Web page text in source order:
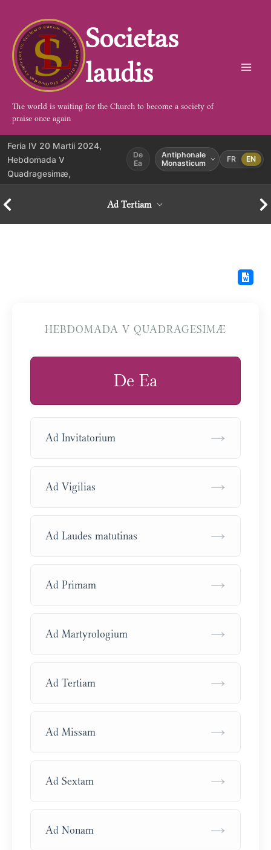
contenu
Societas
laudis
The world is waiting for the Church to become a society of
praise once again
Feria IV 20 Martii 2024,
Hebdomada V
Quadragesimæ,
De
Ea
Antiphonale
Monasticum
FR EN
Ad Tertiam
HEBDOMADA V QUADRAGESIMÆ
De Ea
Ad Invitatorium →
Ad Vigilias →
Ad Laudes matutinas →
Ad Primam →
Ad Martyrologium →
Ad Tertiam →
Ad Missam →
Ad Sextam →
Ad Nonam →